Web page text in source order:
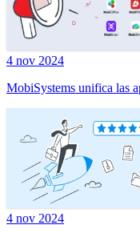
4 nov 2024
MobiSystems unifica las
4 nov 2024